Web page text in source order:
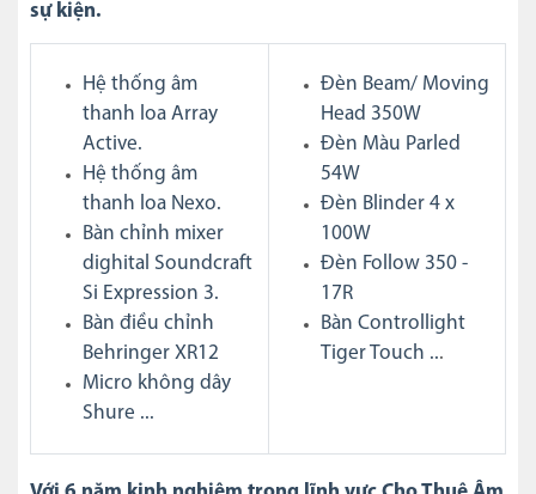
sự kiện.
Hệ thống âm
thanh loa Array
Active.
Hệ thống âm
thanh loa Nexo.
Bàn chỉnh mixer
dighital Soundcraft
Si Expression 3.
Bàn điều chỉnh
Behringer XR12
Micro không dây
Shure ...
Đèn Beam/ Moving
Head 350W
Đèn Màu Parled
54W
Đèn Blinder 4 x
100W
Đèn Follow 350 -
17R
Bàn Controllight
Tiger Touch ...